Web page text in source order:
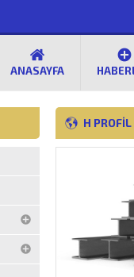
ANASAYFA
H